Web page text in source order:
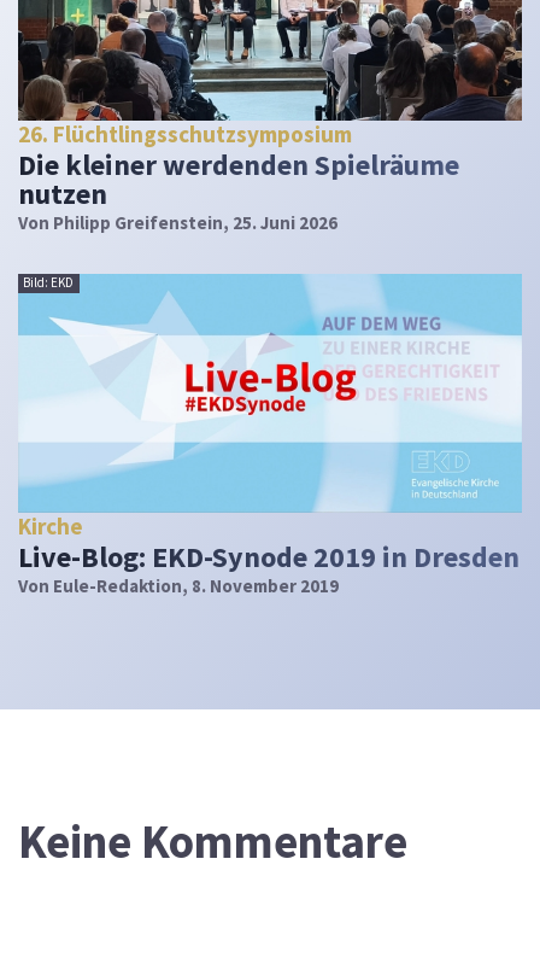
26. Flüchtlingsschutzsymposium
Die kleiner werdenden Spielräume
nutzen
Von Philipp Greifenstein, 25. Juni 2026
Bild: EKD
Kirche
Live-Blog: EKD-Synode 2019 in Dresden
Von Eule-Redaktion, 8. November 2019
Keine Kommentare